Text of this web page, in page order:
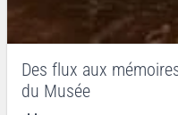
Des flux aux
du Musée